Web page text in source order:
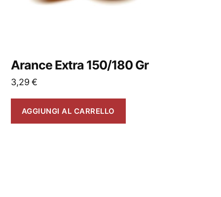
Arance Extra 150/180 Gr
3,29€
AGGIUNGI AL CARRELLO